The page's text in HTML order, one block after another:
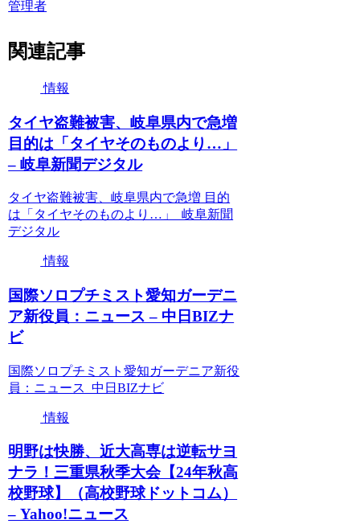
管理者
関連記事
情報
タイヤ盗難被害、岐阜県内で急増
目的は「タイヤそのものより…」
– 岐阜新聞デジタル
タイヤ盗難被害、岐阜県内で急増 目的
は「タイヤそのものより…」 岐阜新聞
デジタル
情報
国際ソロプチミスト愛知ガーデニ
ア新役員：ニュース – 中日BIZナ
ビ
国際ソロプチミスト愛知ガーデニア新役
員：ニュース 中日BIZナビ
情報
明野は快勝、近大高専は逆転サヨ
ナラ！三重県秋季大会【24年秋高
校野球】（高校野球ドットコム）
– Yahoo!ニュース